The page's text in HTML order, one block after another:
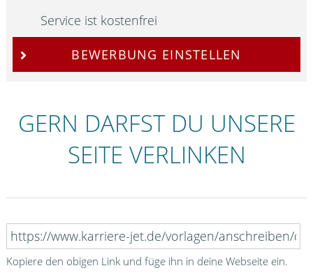
Service ist kostenfrei
BEWERBUNG EINSTELLEN
GERN DARFST DU UNSERE
SEITE VERLINKEN
Kopiere den obigen Link und füge ihn in deine Webseite ein.